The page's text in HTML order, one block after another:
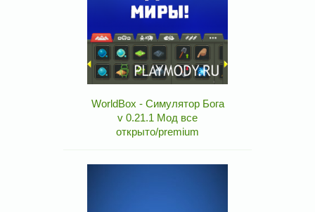
WorldBox - Симулятор Бога
v 0.21.1 Мод все
открыто/premium